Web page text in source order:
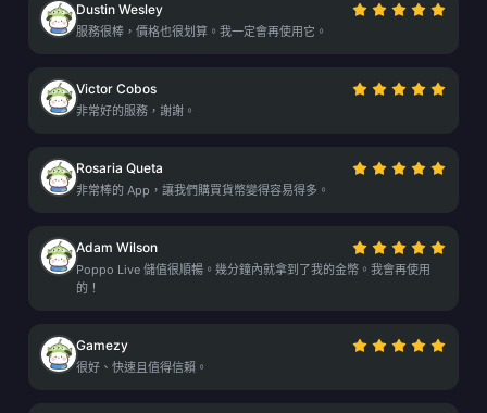
Dustin Wesley
服務很棒，價格也很划算。我一定會再使用它。
Victor Cobos
非常好的服務，謝謝。
Rosaria Queta
非常棒的 App，讓我們購買貨幣變得容易得多。
Adam Wilson
Poppo Live 儲值很順暢。幾分鐘內就拿到了我的金幣。我會再使用
的！
Gamezy
很好、快速且值得信賴。